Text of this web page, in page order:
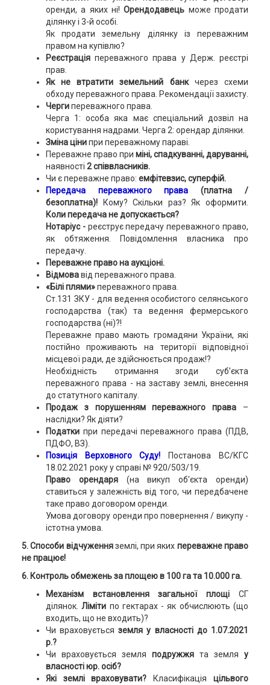
оренди, а яких ні!Орендодавець може продати
ділянку і 3-й особі.
Як продати земельну ділянку із переважним
правом на купівлю?
Реєстраціяпереважного права у Держ. реєстрі
прав.
Як не втратити земельний банкчерез схеми
обходу переважного права. Рекомендації захисту.
Чергипереважного права.
Черга 1: особа яка має спеціальний дозвіл на
користування надрами. Черга 2: орендар ділянки.
Зміна цінипри переважному параві.
Переважне право приміні, спадкуванні, даруванні,
наявності 2 співвласників.
Чи є переважне право: емфітевзис, суперфій.
Передача переважного права(платна /
безоплатна)!
Кому? Скільки раз? Як оформити.
Коли передача не допускається?
Нотаріус -реєструє передачу переважного право,
як обтяження. Повідомлення власника про
передачу.
Переважне право на аукціоні.
Відмовавід переважного права.
«Білі плями»переважного права.
Ст.131 ЗКУ - для ведення особистого селянського
господарства (так) та ведення фермерського
господарства (ні)?!
Переважне право мають громадяни України, які
постійно проживають на території відповідної
місцевої ради, де здійснюється продаж!?
Необхідність отримання згоди суб’єкта
переважного права - на заставу землі, внесення
до статутного капіталу.
Продаж з порушенням переважного права –
наслідки? Як діяти?
Податки при передачі переважного права (ПДВ,
ПДФО, ВЗ).
Позиція Верховного Суду! Постанова ВС/КГС
18.02.2021 року у справі № 920/503/19.
Право орендаря(на викуп об'єкта оренди)
ставиться у залежність від того, чи передбачене
таке право договором оренди.
Умова договору оренди про повернення / викупу -
істотна умова.
5. Способи відчуженняземлі, при яких переважне право
не працює!
6. Контроль обмежень за площею в 100 га та 10.000 га.
Механізм встановлення загальної площі СГ
ділянок.Ліміти по гектарах - як обчислюють (що
входить, що не входить)?
Чи враховуєтьсяземля у власності до 1.07.2021
р.?
Чи враховується земля подружжята земляу
власності юр. осіб?
Які землі враховувати?
Класифікаціяцільвого